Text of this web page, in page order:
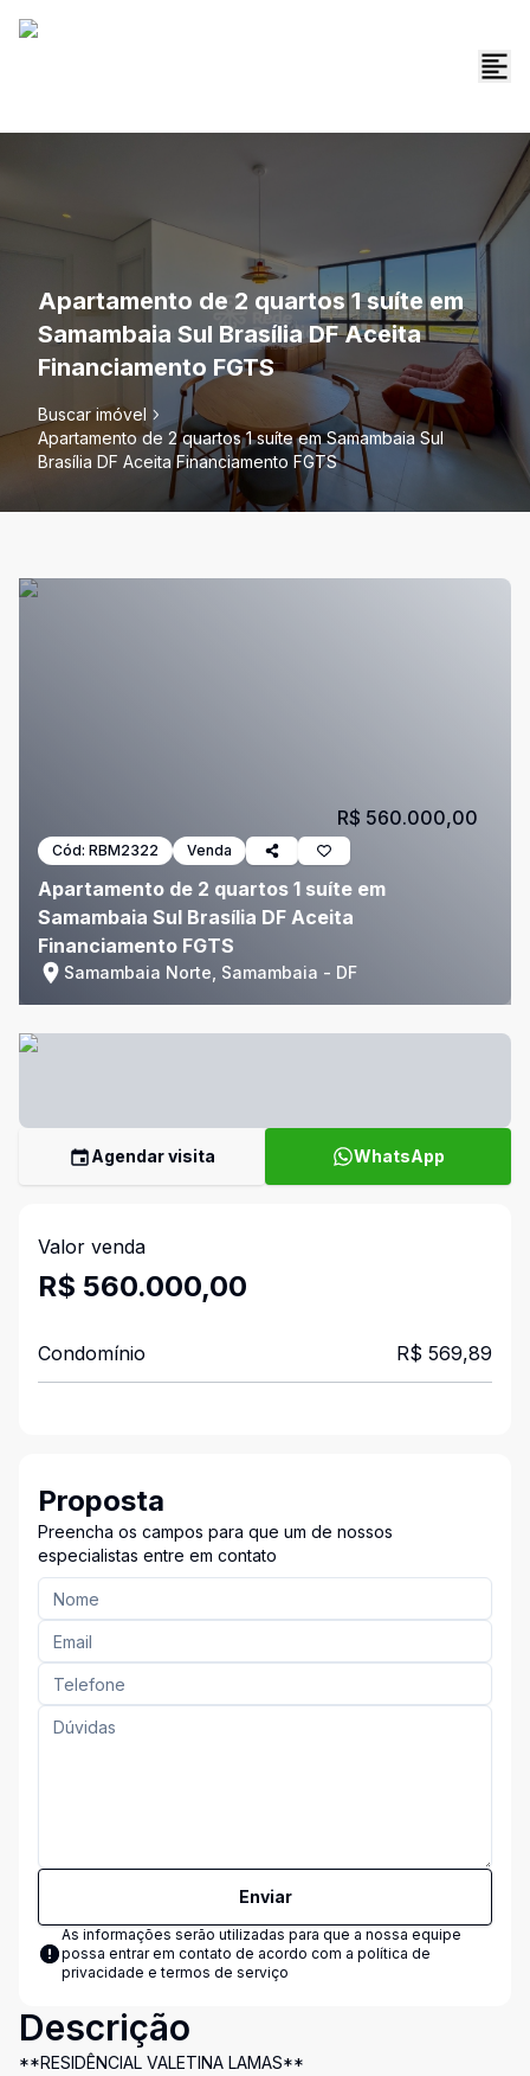
Apartamento de 2 quartos 1 suíte em
Samambaia Sul Brasília DF Aceita
Financiamento FGTS
Buscar imóvel
Apartamento de 2 quartos 1 suíte em Samambaia Sul
Brasília DF Aceita Financiamento FGTS
Cód: RBM2322 Venda
Apartamento de 2 quartos 1 suíte em
Samambaia Sul Brasília DF Aceita
Financiamento FGTS
Samambaia Norte, Samambaia - DF
R$ 560.000,00
Agendar visita WhatsApp
Valor venda
R$ 560.000,00
Condomínio R$ 569,89
Proposta
Preencha os campos para que um de nossos
especialistas entre em contato
Enviar
As informações serão utilizadas para que a nossa equipe
possa entrar em contato de acordo com a política de
privacidade e termos de serviço
Descrição
**RESIDÊNCIAL VALETINA LAMAS**